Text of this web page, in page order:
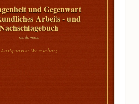
und Gegenwart
Arbeits - und
Nachschlagebuch
sundermann
Antiquariat Wortschatz